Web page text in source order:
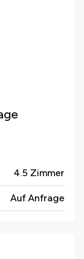
4.5 Zimmer
Auf Anfrage